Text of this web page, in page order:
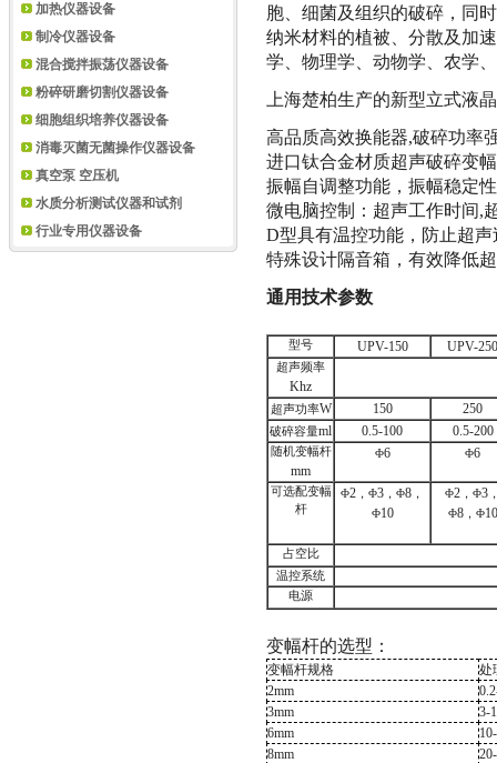
加热仪器设备
制冷仪器设备
混合搅拌振荡仪器设备
粉碎研磨切割仪器设备
细胞组织培养仪器设备
消毒灭菌无菌操作仪器设备
真空泵 空压机
水质分析测试仪器和试剂
行业专用仪器设备
胞、细菌及组织的破碎，同
纳米材料的植被、分散及加
学、物理学、动物学、农学
上海楚柏生产的新型立式液
高品质高效换能器,破碎功率
进口钛合金材质超声破碎变
振幅自调整功能，振幅稳定
微电脑控制：超声工作时间,
D型具有温控功能，防止超
特殊设计隔音箱，有效降低
通用技术参数
型号 UPV-150 UPV-250
超声频率
Khz
超声功率W 150 250
破碎容量ml 0.5-100 0.5-200
随机变幅杆
mm
Φ6 Φ6
可选配变幅
杆
Φ2 ，Φ3 ，Φ8 ，
Φ10
Φ2 ，Φ3
Φ8，Φ10
占空比
温控系统
电源
变幅杆的选型：
变幅杆规格
处
2mm
3mm
3-
6mm
8mm